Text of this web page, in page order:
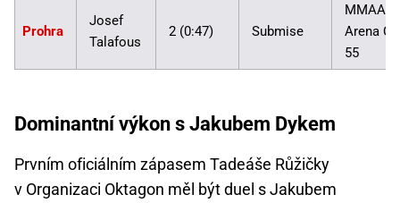
Prohra
Josef
Talafous
2 (0:47) Submise
MMAA
Arena
55
Dominantní výkon s Jakubem Dykem
Prvním oficiálním zápasem Tadeáše Růžičky
v Organizaci Oktagon měl být duel s Jakubem